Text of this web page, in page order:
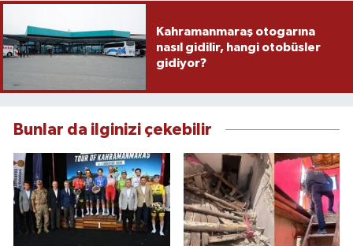
Kahramanmaraş otogarına
nasıl gidilir, hangi otobüsler
gidiyor?
Bunlar da ilginizi çekebilir